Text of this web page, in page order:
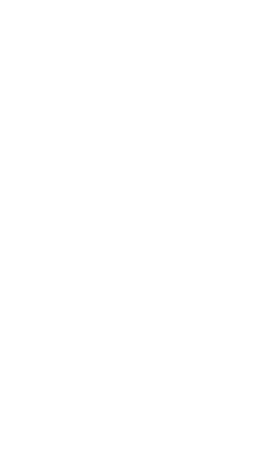
für unsere täglichen
täglichen Tauchausfahrten im
Diving Center – Fotonachweis: